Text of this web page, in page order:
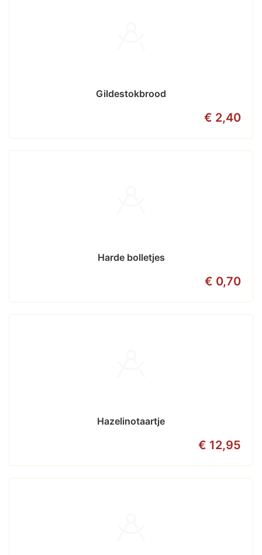
Gildestokbrood
€ 2,40
Harde bolletjes
€ 0,70
Hazelinotaartje
€ 12,95